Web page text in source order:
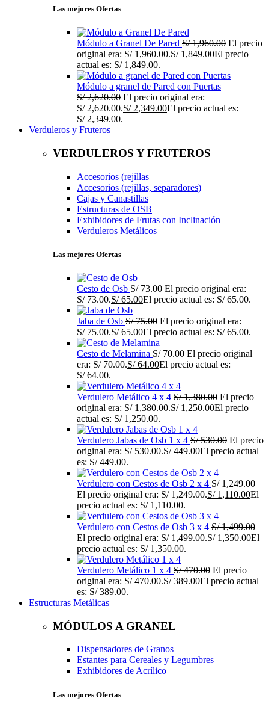
Las mejores Ofertas
Módulo a Granel De Pared S/1,960.00 El precio
original era: S/ 1,960.00.S/1,849.00El precio
actual es: S/ 1,849.00.
Módulo a granel de Pared con Puertas
S/2,620.00 El precio original era:
S/ 2,620.00.S/2,349.00El precio actual es:
S/ 2,349.00.
Verduleros y Fruteros
VERDULEROS Y FRUTEROS
Accesorios (rejillas
Accesorios (rejillas, separadores)
Cajas y Canastillas
Estructuras de OSB
Exhibidores de Frutas con Inclinación
Verduleros Metálicos
Las mejores Ofertas
Cesto de Osb S/73.00 El precio original era:
S/ 73.00.S/65.00El precio actual es: S/ 65.00.
Jaba de Osb S/75.00 El precio original era:
S/ 75.00.S/65.00El precio actual es: S/ 65.00.
Cesto de Melamina S/70.00 El precio original
era: S/ 70.00.S/64.00El precio actual es:
S/ 64.00.
Verdulero Metálico 4 x 4 S/1,380.00 El precio
original era: S/ 1,380.00.S/1,250.00El precio
actual es: S/ 1,250.00.
Verdulero Jabas de Osb 1 x 4 S/530.00 El precio
original era: S/ 530.00.S/449.00El precio actual
es: S/ 449.00.
Verdulero con Cestos de Osb 2 x 4 S/1,249.00
El precio original era: S/ 1,249.00.S/1,110.00El
precio actual es: S/ 1,110.00.
Verdulero con Cestos de Osb 3 x 4 S/1,499.00
El precio original era: S/ 1,499.00.S/1,350.00El
precio actual es: S/ 1,350.00.
Verdulero Metálico 1 x 4 S/470.00 El precio
original era: S/ 470.00.S/389.00El precio actual
es: S/ 389.00.
Estructuras Metálicas
MÓDULOS A GRANEL
Dispensadores de Granos
Estantes para Cereales y Legumbres
Exhibidores de Acrílico
Las mejores Ofertas